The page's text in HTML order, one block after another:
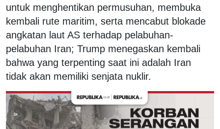
untuk menghentikan permusuhan, membuka
kembali rute maritim, serta mencabut blokade
angkatan laut AS terhadap pelabuhan-
pelabuhan Iran; Trump menegaskan kembali
bahwa yang terpenting saat ini adalah Iran
tidak akan memiliki senjata nuklir.